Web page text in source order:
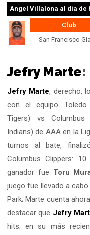
Angel Villalona al día de
Club
San Francisco
Jefry Marte:
Jefry Marte, derecho,
con el equipo Toledo
Tigers) vs Columbus
Indians) de AAA en la
turnos al bate,
Columbus Clippers:
ganador fue Toru
juego fue llevado a
Park; Marte cuenta
destacar que Jefry
hits; en su más